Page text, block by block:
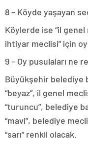
8 – Köyde yaşayan
Köylerde ise “il genel
ihtiyar meclisi” için oy
9 – Oy pusulaları ne
Büyükşehir belediye
“beyaz”, il genel
“turuncu”, belediye
“mavi”, belediye
“sarı” renkli olacak.